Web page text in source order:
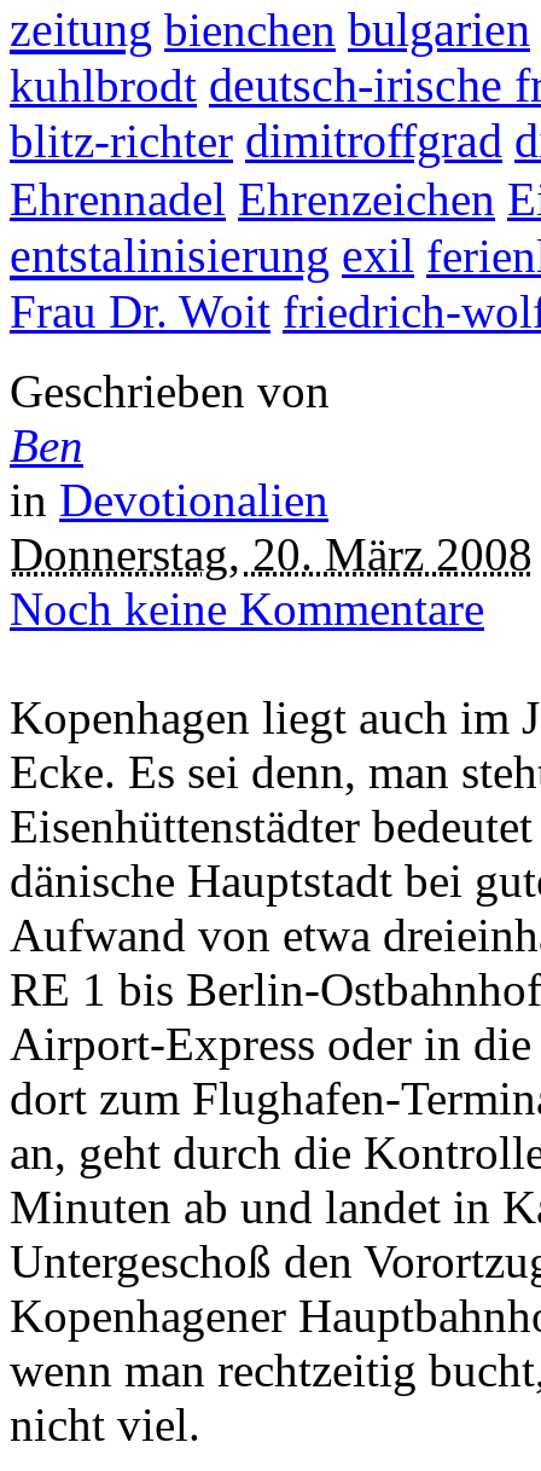
zeitung bienchen bulgarien
kuhlbrodt deutsch-irische
blitz-richter dimitroffgrad
Ehrennadel Ehrenzeichen
entstalinisierung exil
Frau Dr. Woit friedrich-
Geschrieben von
Ben
in Devotionalien
Donnerstag, 20. März 2008
Noch keine Kommentare
Kopenhagen liegt auch im
Ecke. Es sei denn, man
Eisenhüttenstädter
dänische Hauptstadt bei
Aufwand von etwa
RE 1 bis Berlin-
Airport-Express oder in
dort zum Flughafen-
an, geht durch die
Minuten ab und landet in
Untergeschoß den
Kopenhagener
wenn man rechtzeitig
nicht viel.